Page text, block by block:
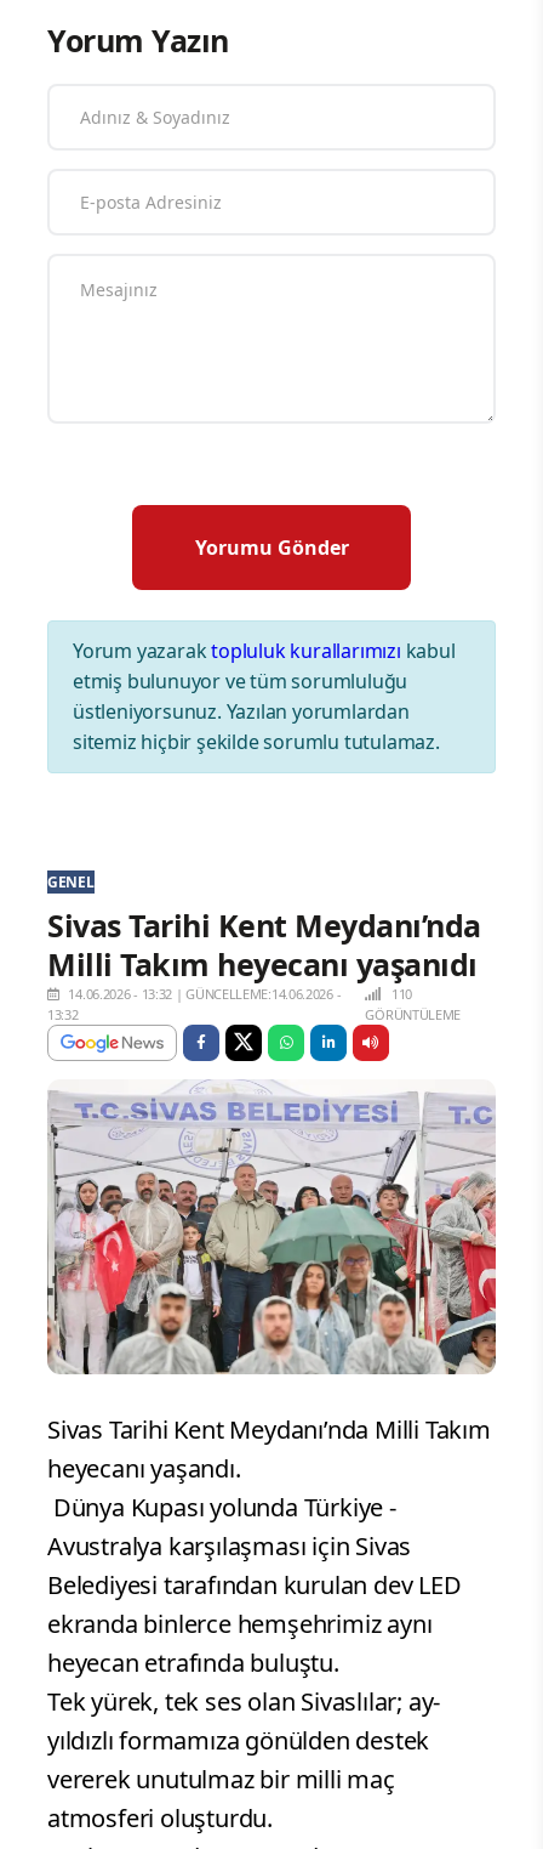
Yorum Yazın
Yorum yazaraktopluluk kurallarımızı kabul
etmiş bulunuyor ve tüm sorumluluğu
üstleniyorsunuz. Yazılan yorumlardan
sitemiz hiçbir şekilde sorumlu tutulamaz.
GENEL
Sivas Tarihi Kent Meydanı’nda
Milli Takım heyecanı yaşanıdı
14.06.2026 - 13:32 |GÜNCELLEME:14.06.2026 -
13:32
110
GÖRÜNTÜLEME
Sivas Tarihi Kent Meydanı’nda Milli Takım
heyecanı yaşandı.
Dünya Kupası yolunda Türkiye -
Avustralya karşılaşması için Sivas
Belediyesi tarafından kurulan dev LED
ekranda binlerce hemşehrimiz aynı
heyecan etrafında buluştu.
Tek yürek, tek ses olan Sivaslılar; ay-
yıldızlı formamıza gönülden destek
vererek unutulmaz bir milli maç
atmosferi oluşturdu.